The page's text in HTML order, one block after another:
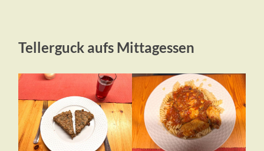
Tellerguck aufs Mittagessen